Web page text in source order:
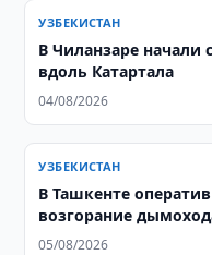
УЗБЕКИСТАН
В Чиланзаре начали
вдоль Катартала
04/08/2026
УЗБЕКИСТАН
В Ташкенте
возгорание
05/08/2026